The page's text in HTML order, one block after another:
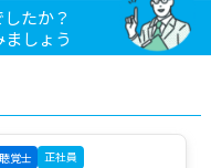
たか？
しょう
覚士 正社員